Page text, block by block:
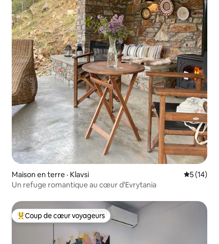
Maison en terre · Klavsi Note
5 (14)
Un refuge romantique au cœur d'Evrytania
Coup de cœur voyageurs parmi les plus aimés
Coup de cœur voyageurs